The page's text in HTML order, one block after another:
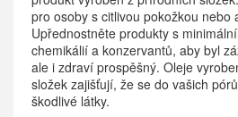
pro osoby s citlivou pokožkou nebo
Upřednostněte produkty s
chemikálií a konzervantů, aby byl
ale i zdraví prospěšný. Oleje
složek zajišťují, že se do vašich
škodlivé látky.